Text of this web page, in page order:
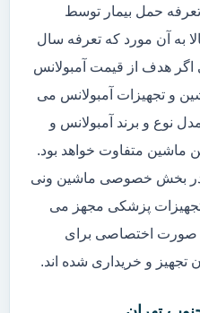
حمل بیمار توسط
به آن مورد که تعرفه سال
اگر هدف از قیمت آمبولانس
و تجهیزات آمبولانس می
نوع و برند آمبولانس و
ماشین متفاوت خواهد بود.
در بخش خصوصی ماشین ونی
پزشکی مجهز می
صورت اختصاصی برای
و خریداری شده اند.